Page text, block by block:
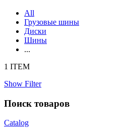
All
Грузовые шины
Диски
Шины
...
1 ITEM
Show Filter
Поиск товаров
Catalog